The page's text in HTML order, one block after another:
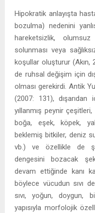
Hipokratik anlayışta
bozulma) nedenini
hareketsizlik,
solunması veya
koşullar oluşturur (Akın,
de ruhsal değişim için
olması gerekirdi. Antik
(2007: 131), dışarıdan
yıllanmış peynir
boğa, eşek, köpek,
beklemiş bitkiler, deniz
vb.) ve özellikle de
dengesini bozacak
devam ettiğinde kanı
böylece vücudun sıvı
sıvı, yoğun, doygun,
yapısıyla morfolojik